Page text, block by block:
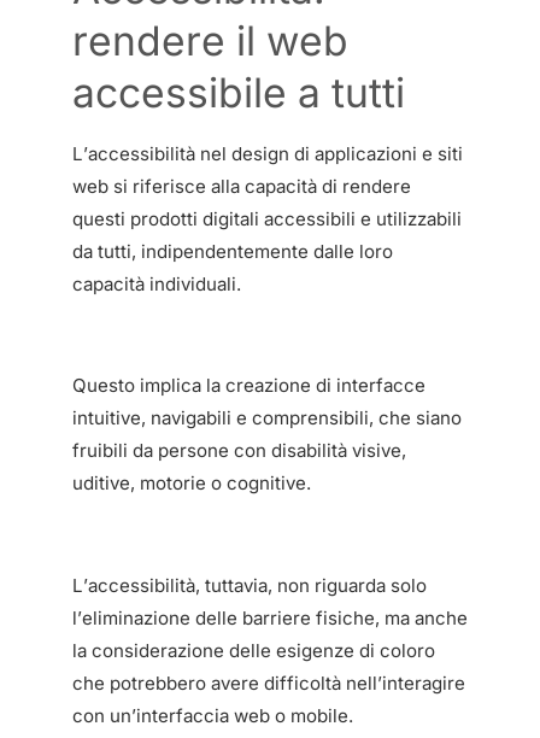
rendere il web
accessibile a tutti
L’accessibilità nel design di applicazioni e siti
web si riferisce alla capacità di rendere
questi prodotti digitali accessibili e utilizzabili
da tutti, indipendentemente dalle loro
capacità individuali.
Questo implica la creazione di interfacce
intuitive, navigabili e comprensibili, che siano
fruibili da persone con disabilità visive,
uditive, motorie o cognitive.
L’accessibilità, tuttavia, non riguarda solo
l’eliminazione delle barriere fisiche, ma anche
la considerazione delle esigenze di coloro
che potrebbero avere difficoltà nell’interagire
con un’interfaccia web o mobile.